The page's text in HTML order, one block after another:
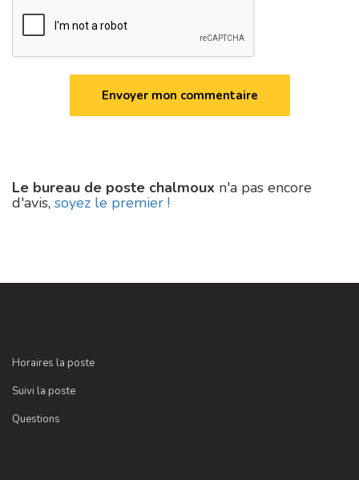
Le bureau de poste chalmoux n'a pas encore
d'avis, soyez le premier !
Horaires la poste
Suivi la poste
Questions